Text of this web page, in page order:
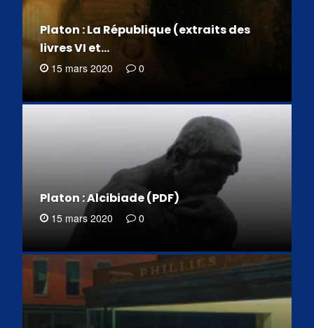
Platon : La République (extraits des
livres VI et…
15 mars 2020 0
Platon : Alcibiade (PDF)
15 mars 2020 0